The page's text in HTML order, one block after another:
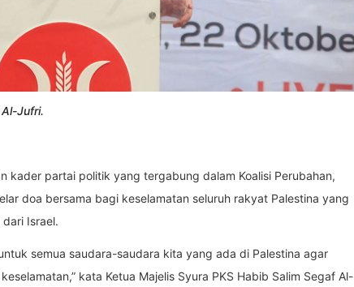
Al-Jufri.
kader partai politik yang tergabung dalam Koalisi Perubahan,
doa bersama bagi keselamatan seluruh rakyat Palestina yang
Israel.
semua saudara-saudara kita yang ada di Palestina agar
kata Ketua Majelis Syura PKS Habib Salim Segaf Al-